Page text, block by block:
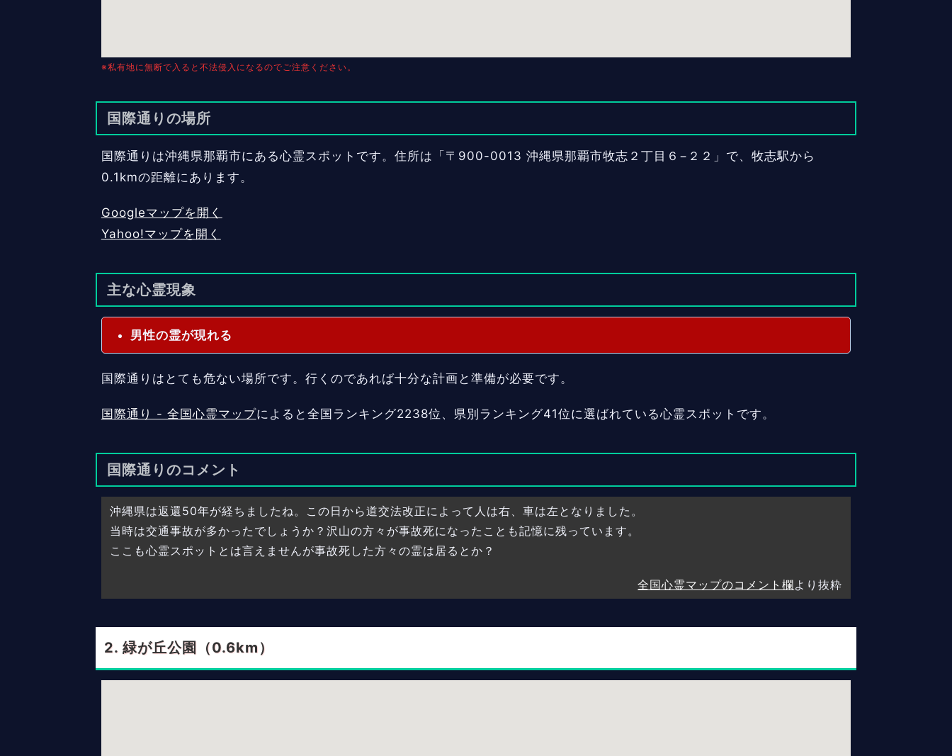
※私有地に無断で入ると不法侵入になるのでご注意ください。
国際通りの場所
国際通りは沖縄県那覇市にある心霊スポットです。住所は「〒900-0013 沖縄県那覇市牧志２丁目６−２２」で、牧志駅から
0.1kmの距離にあります。
Googleマップを開く
Yahoo!マップを開く
主な心霊現象
男性の霊が現れる
国際通りはとても危ない場所です。行くのであれば十分な計画と準備が必要です。
国際通り - 全国心霊マップによると全国ランキング2238位、県別ランキング41位に選ばれている心霊スポットです。
国際通りのコメント
沖縄県は返還50年が経ちましたね。この日から道交法改正によって人は右、車は左となりました。
当時は交通事故が多かったでしょうか？沢山の方々が事故死になったことも記憶に残っています。
ここも心霊スポットとは言えませんが事故死した方々の霊は居るとか？
全国心霊マップのコメント欄より抜粋
緑が丘公園（0.6km）